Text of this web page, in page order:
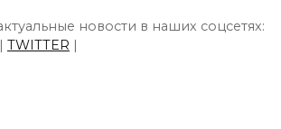
новости в наших соцсетях:
| TWITTER |